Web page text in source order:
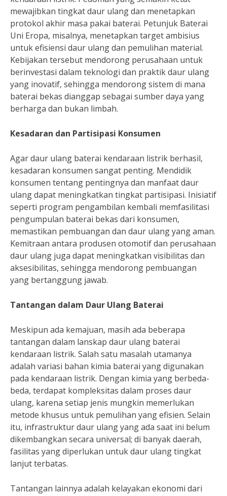
mewajibkan tingkat daur ulang dan menetapkan
protokol akhir masa pakai baterai. Petunjuk Baterai
Uni Eropa, misalnya, menetapkan target ambisius
untuk efisiensi daur ulang dan pemulihan material.
Kebijakan tersebut mendorong perusahaan untuk
berinvestasi dalam teknologi dan praktik daur ulang
yang inovatif, sehingga mendorong sistem di mana
baterai bekas dianggap sebagai sumber daya yang
berharga dan bukan limbah.
Kesadaran dan Partisipasi Konsumen
Agar daur ulang baterai kendaraan listrik berhasil,
kesadaran konsumen sangat penting. Mendidik
konsumen tentang pentingnya dan manfaat daur
ulang dapat meningkatkan tingkat partisipasi. Inisiatif
seperti program pengambilan kembali memfasilitasi
pengumpulan baterai bekas dari konsumen,
memastikan pembuangan dan daur ulang yang aman.
Kemitraan antara produsen otomotif dan perusahaan
daur ulang juga dapat meningkatkan visibilitas dan
aksesibilitas, sehingga mendorong pembuangan
yang bertanggung jawab.
Tantangan dalam Daur Ulang Baterai
Meskipun ada kemajuan, masih ada beberapa
tantangan dalam lanskap daur ulang baterai
kendaraan listrik. Salah satu masalah utamanya
adalah variasi bahan kimia baterai yang digunakan
pada kendaraan listrik. Dengan kimia yang berbeda-
beda, terdapat kompleksitas dalam proses daur
ulang, karena setiap jenis mungkin memerlukan
metode khusus untuk pemulihan yang efisien. Selain
itu, infrastruktur daur ulang yang ada saat ini belum
dikembangkan secara universal; di banyak daerah,
fasilitas yang diperlukan untuk daur ulang tingkat
lanjut terbatas.
Tantangan lainnya adalah kelayakan ekonomi dari